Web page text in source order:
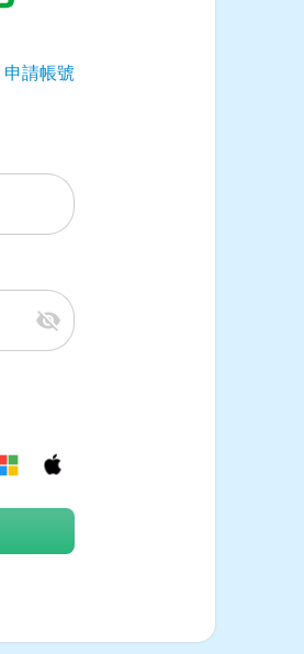
申請帳號
visibility_off